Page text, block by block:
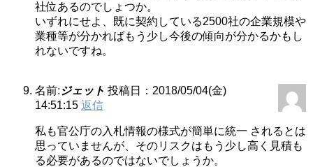
社位あるのでしょつか。
いずれにせよ、既に契約している2500社の企業規模や
業種等が分かればもう少し今後の傾向が分かるかもし
れないですね。
名前: ジェット 投稿日：2018/05/04(金)
14:51:15 返信
私も官公庁の入札情報の様式が簡単に統一 されるとは
思っていませんが、そのリスクはもう少し高く見積も
る必要があるのではないでしょうか。